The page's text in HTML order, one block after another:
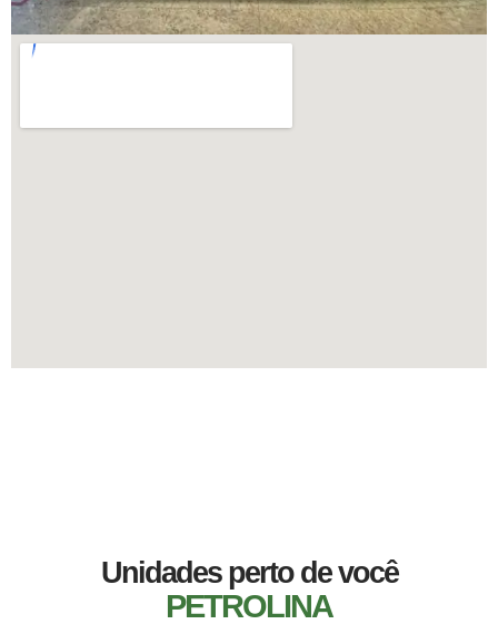
Unidades perto de você
PETROLINA